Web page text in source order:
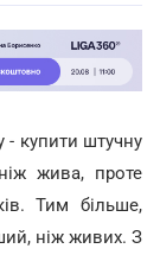
- купити штучну
жива, проте
Тим більше,
ніж живих. З